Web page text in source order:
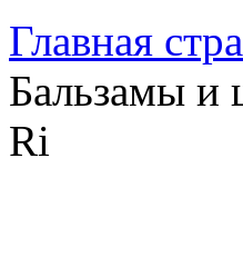
Главная
Бальзамы и
Ri